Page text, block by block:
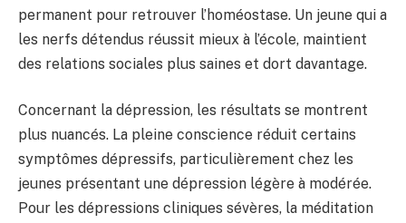
permanent pour retrouver l’homéostase. Un jeune qui a
les nerfs détendus réussit mieux à l’école, maintient
des relations sociales plus saines et dort davantage.
Concernant la dépression, les résultats se montrent
plus nuancés. La pleine conscience réduit certains
symptômes dépressifs, particulièrement chez les
jeunes présentant une dépression légère à modérée.
Pour les dépressions cliniques sévères, la méditation